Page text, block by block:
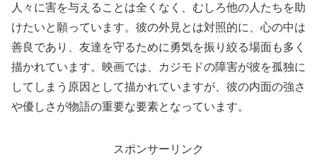
人々に害を与えることは全くなく、むしろ他の人たちを助
けたいと願っています。彼の外見とは対照的に、心の中は
善良であり、友達を守るために勇気を振り絞る場面も多く
描かれています。映画では、カジモドの障害が彼を孤独に
してしまう原因として描かれていますが、彼の内面の強さ
や優しさが物語の重要な要素となっています。
スポンサーリンク